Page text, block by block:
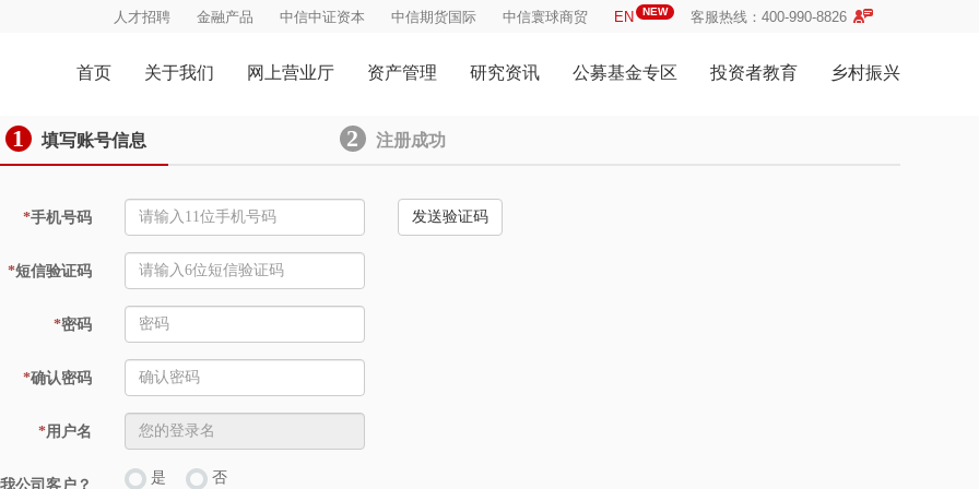
人才招聘 金融产品 中信中证资本 中信期货国际 中信寰球商贸 EN NEW 客服热线：400-990-8826
首页 关于我们 网上营业厅 资产管理 研究资讯 公募基金专区 投资者教育 乡村振兴
1 填写账号信息 2 注册成功
*手机号码 发送验证码
*短信验证码
*密码
*确认密码
*用户名
公司客户？ 是 否